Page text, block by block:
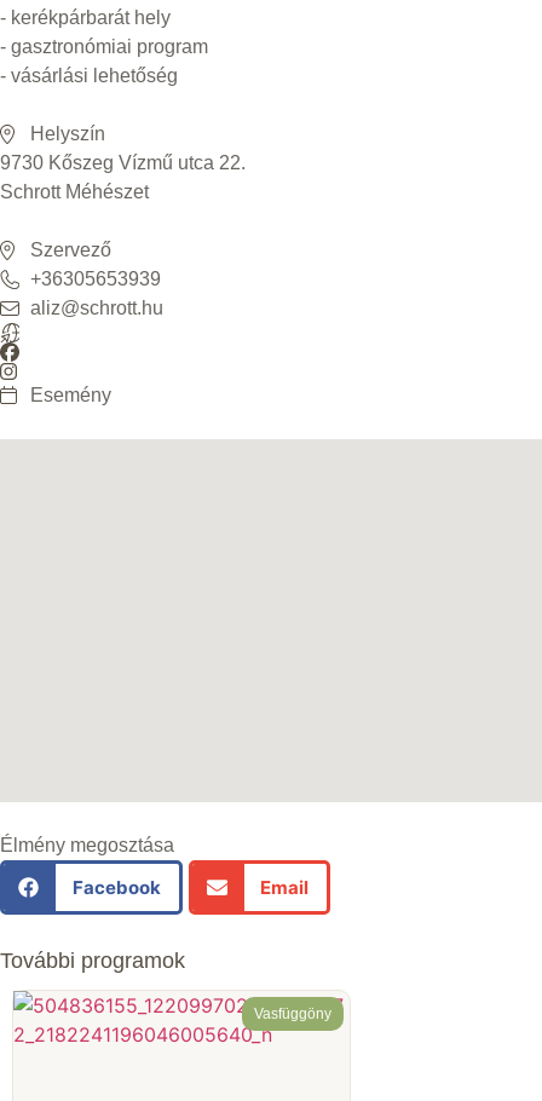
- kerékpárbarát hely
- gasztronómiai program
- vásárlási lehetőség
Helyszín
9730 Kőszeg Vízmű utca 22.
Schrott Méhészet
Szervező
+36305653939
aliz@schrott.hu
Esemény
Élmény megosztása
Facebook Email
További programok
Vasfüggöny